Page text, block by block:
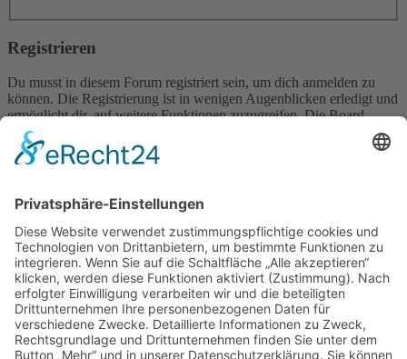
Registrieren
Du musst in diesem Forum registriert sein, um dich anmelden zu
können. Die Registrierung ist in wenigen Augenblicken erledigt und
ermöglicht dir, auf weitere Funktionen zuzugreifen. Die Board-
Administration kann registrierten Benutzern auch zusätzliche
Berechtigungen zuweisen. Beachte bitte unsere
Nutzungsbedingungen und die verwandten Regelungen, bevor du
wenn du dich in diesem Board bewegst.
Nutzungsbedingungen|Datenschutzerklärung
Registrieren
Foren-Übersicht
Alle Zeiten sindUTC+02:00
Alle Cookies löschen